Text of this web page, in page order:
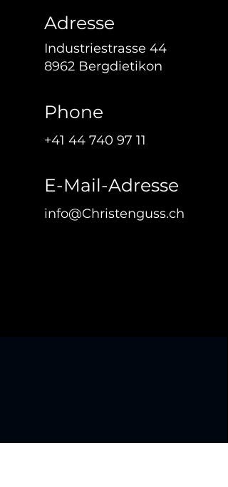
Adresse
Industriestrasse 44
8962 Bergdietikon
Phone
+41 44 740 97 11
E-Mail-Adresse
info@Christenguss.ch